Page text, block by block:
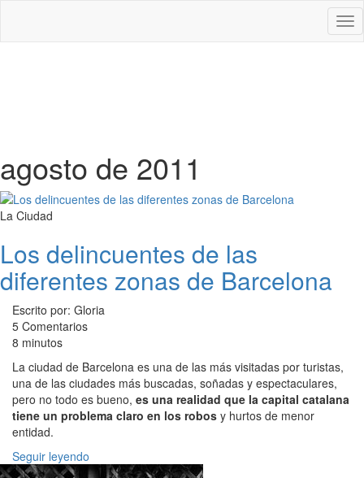
agosto de 2011
La Ciudad
Los delincuentes de las
diferentes zonas de Barcelona
Escrito por: Gloria
5 Comentarios
8 minutos
La ciudad de Barcelona es una de las más visitadas por turistas,
una de las ciudades más buscadas, soñadas y espectaculares,
pero no todo es bueno, es una realidad que la capital catalana
tiene un problema claro en los robos y hurtos de menor
entidad.
Seguir leyendo